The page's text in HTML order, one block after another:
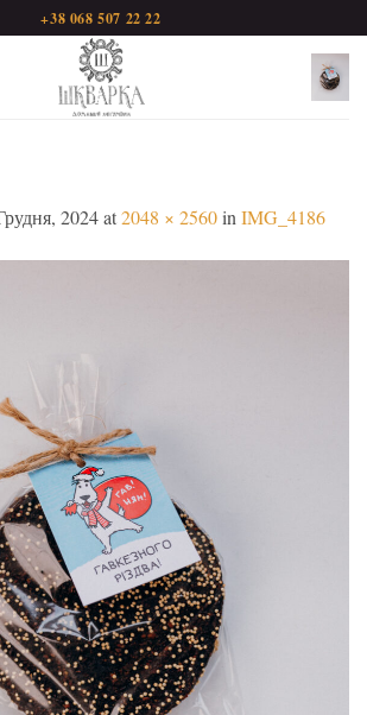
+38 068 507 22 22
2024at2048 × 2560in IMG_4186